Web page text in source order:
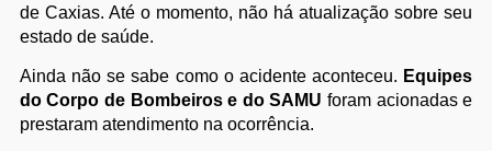
de Caxias. Até o momento, não há atualização sobre seu
estado de saúde.
Ainda não se sabe como o acidente aconteceu. Equipes
do Corpo de Bombeiros e do SAMU foram acionadas e
prestaram atendimento na ocorrência.